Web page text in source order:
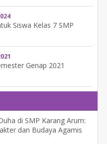
Siswa Kelas 7 SMP
Genap 2021
di SMP Karang Arum:
dan Budaya Agamis